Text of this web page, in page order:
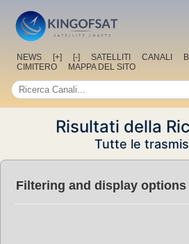
NEWS [+] [-] SATELLITI CANALI
CIMITERO
MAPPA DEL SITO
Risultati della
Tutte le
Filtering and display options